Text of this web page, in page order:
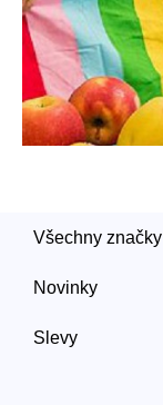
Všechny značky
Novinky
Slevy